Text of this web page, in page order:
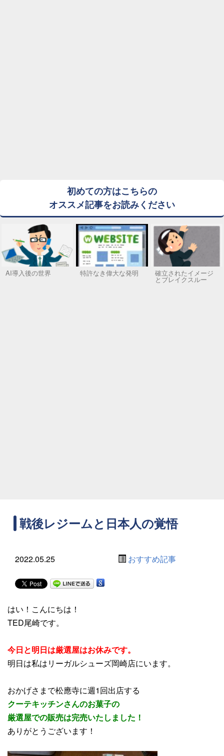
初めての方はこちらの
オススメ記事をお読みください
AI導入後の世界 特許なき偉大な発明 確立されたイメージ
とブレイクスルー
戦後レジームと日本人の覚悟
2022.05.25 おすすめ記事
はい！こんにちは！
TED尾崎です。
今日と明日は厳選屋はお休みです。
明日は私はリーガルシューズ岡崎店にいます。
おかげさまで松應寺に週1回出店する
クーテキッチンさんのお菓子の
厳選屋での販売は完売いたしました！
ありがとうございます！